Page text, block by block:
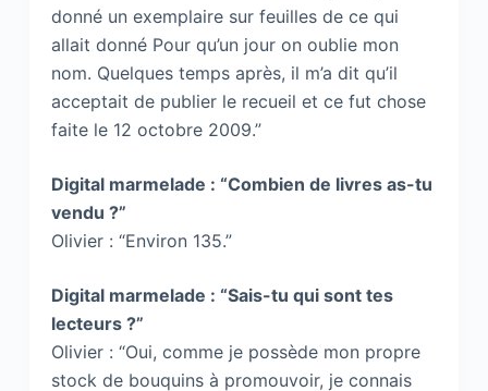
donné un exemplaire sur feuilles de ce qui
allait donné Pour qu’un jour on oublie mon
nom. Quelques temps après, il m’a dit qu’il
acceptait de publier le recueil et ce fut chose
faite le 12 octobre 2009.”
Digital marmelade : “Combien de livres as-tu
vendu ?”
Olivier : “Environ 135.”
Digital marmelade : “Sais-tu qui sont tes
lecteurs ?”
Olivier : “Oui, comme je possède mon propre
stock de bouquins à promouvoir, je connais